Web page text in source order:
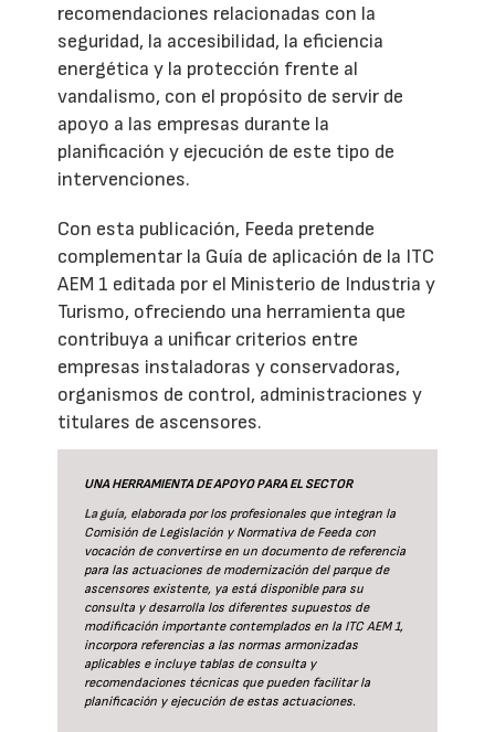
recomendaciones relacionadas con la
seguridad, la accesibilidad, la eficiencia
energética y la protección frente al
vandalismo, con el propósito de servir de
apoyo a las empresas durante la
planificación y ejecución de este tipo de
intervenciones.
Con esta publicación, Feeda pretende
complementar la Guía de aplicación de la ITC
AEM 1 editada por el Ministerio de Industria y
Turismo, ofreciendo una herramienta que
contribuya a unificar criterios entre
empresas instaladoras y conservadoras,
organismos de control, administraciones y
titulares de ascensores.
UNA HERRAMIENTA DE APOYO PARA EL SECTOR
La guía, elaborada por los profesionales que integran la
Comisión de Legislación y Normativa de Feeda con
vocación de convertirse en un documento de referencia
para las actuaciones de modernización del parque de
ascensores existente, ya está disponible para su
consulta y desarrolla los diferentes supuestos de
modificación importante contemplados en la ITC AEM 1,
incorpora referencias a las normas armonizadas
aplicables e incluye tablas de consulta y
recomendaciones técnicas que pueden facilitar la
planificación y ejecución de estas actuaciones.